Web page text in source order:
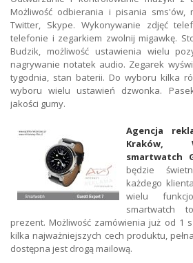
Możliwość odbierania i pisania sms'ów,
Twitter, Skype. Wykonywanie zdjęć
telefonie i zegarkiem zwolnij migawkę.
Budzik, możliwość ustawienia wielu
nagrywanie notatek audio. Zegarek
tygodnia, stan baterii. Do wyboru kilka
wyboru wielu ustawień dzwonka.
jakości gumy.
Agencja
Kraków,
smartwatch
będzie
każdego
wielu
smartwatch
prezent. Możliwość zamówienia już od 1
kilka najważniejszych cech produktu,
dostępna jest drogą mailową.